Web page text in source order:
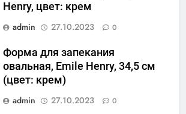
Henry, цвет: крем
admin
27.10.2023 0
Форма для запекания
овальная, Emile Henry, 34,5 см
(цвет: крем)
admin
27.10.2023 0